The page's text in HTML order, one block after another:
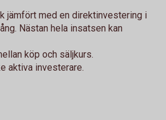
jämfört med en direktinvestering i
Nästan hela insatsen kan
köp och säljkurs.
aktiva investerare.